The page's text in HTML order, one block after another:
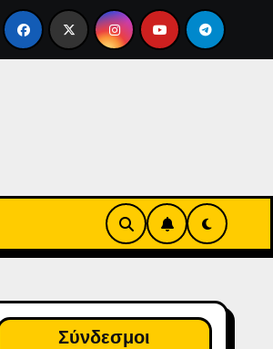
στο Yu-Gi-Oh! Duel Links: Δομή
Σύνδεσμοι